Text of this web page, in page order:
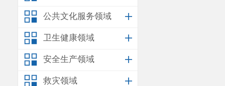
公共文化服务领域
卫生健康领域
安全生产领域
救灾领域